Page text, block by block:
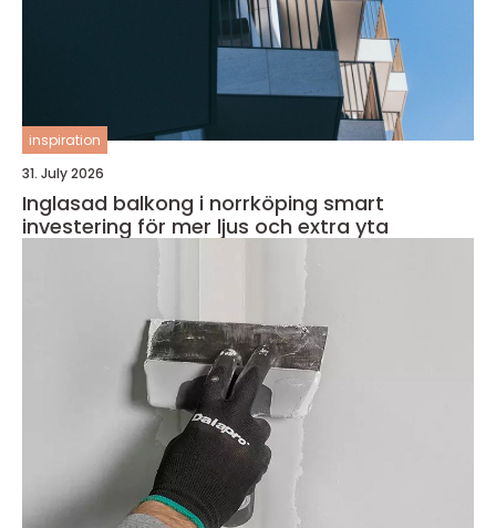
inspiration
31. July 2026
Inglasad balkong i norrköping smart
investering för mer ljus och extra yta